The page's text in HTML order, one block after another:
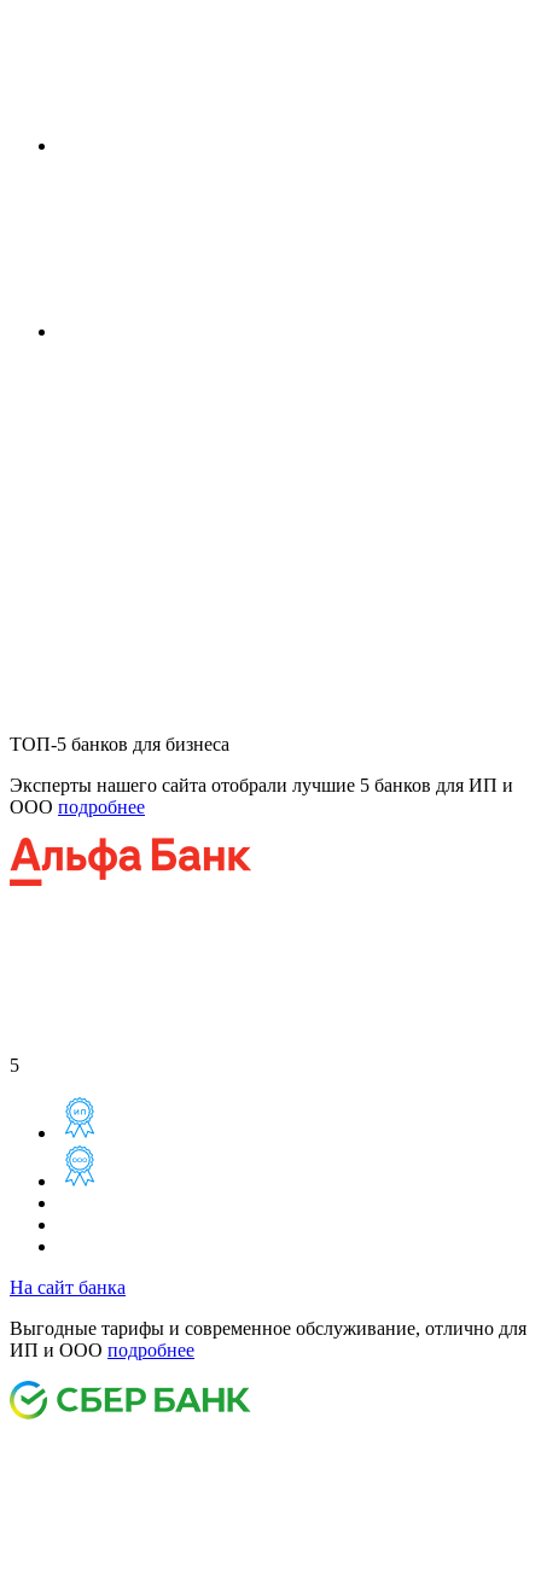
ТОП-5 банков для бизнеса
Эксперты нашего сайта отобрали лучшие 5 банков для ИП и
ООО подробнее
5
На сайт банка
Выгодные тарифы и современное обслуживание, отлично для
ИП и ООО подробнее